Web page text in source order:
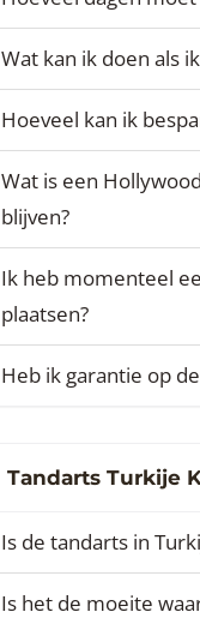
Wat kan ik doen als
Hoeveel kan ik
Wat is een
blijven?
Ik heb momenteel
plaatsen?
Heb ik garantie op
Tandarts Turkije
Is de tandarts in
Is het de moeite